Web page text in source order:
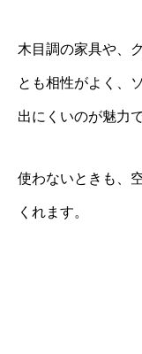
木目調の家具や、
とも相性がよく、
出にくいのが魅力で
使わないときも、
くれます。